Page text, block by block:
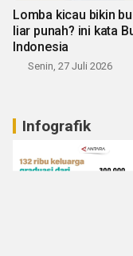
Lomba kicau bikin
liar punah? ini kata
Indonesia
Senin, 27 Juli 2026
Infografik